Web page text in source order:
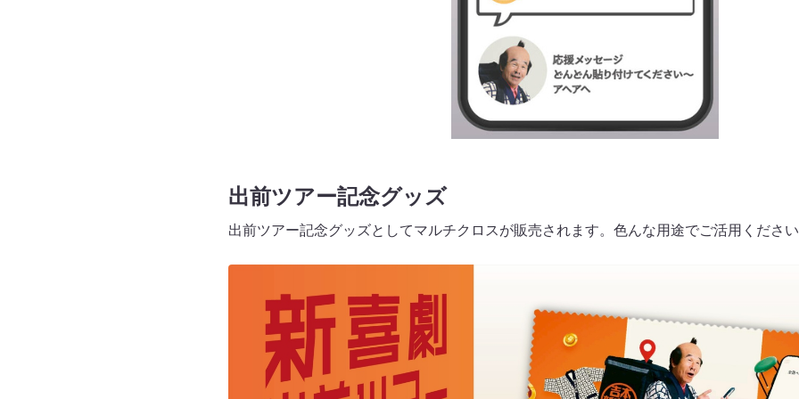
出前ツアー記念グッズ
出前ツアー記念グッズとしてマルチクロスが販売されます。色んな用途でご活用くださ